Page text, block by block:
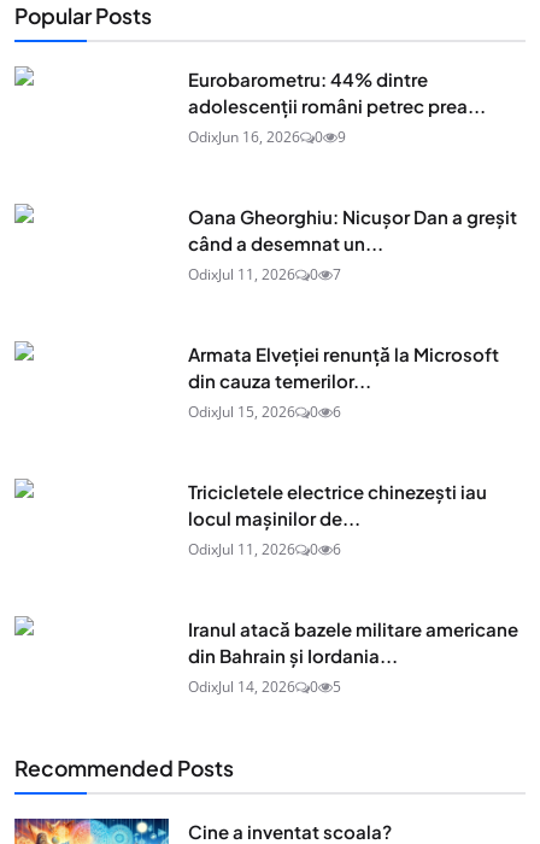
Popular Posts
Eurobarometru: 44% dintre
adolescenţii români petrec prea...
OdixJun 16, 2026 0 9
Oana Gheorghiu: Nicușor Dan a greșit
când a desemnat un...
OdixJul 11, 2026 0 7
Armata Elveției renunță la Microsoft
din cauza temerilor...
OdixJul 15, 2026 0 6
Tricicletele electrice chinezești iau
locul mașinilor de...
OdixJul 11, 2026 0 6
Iranul atacă bazele militare americane
din Bahrain și Iordania...
OdixJul 14, 2026 0 5
Recommended Posts
Cine a inventat scoala?